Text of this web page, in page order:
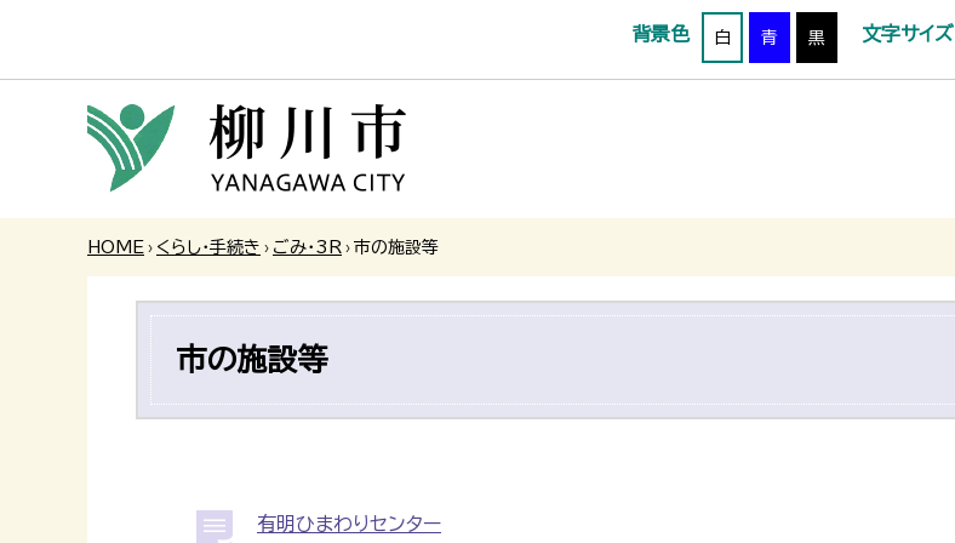
背景色 白 青 黒 文字サイズ
HOME › くらし・手続き › ごみ・3R › 市の施設等
市の施設等
有明ひまわりセンター